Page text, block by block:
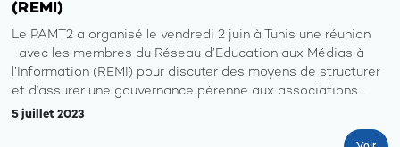
Les
Galerie
(REMI)
Le PAMT2 a organisé le vendredi 2 juin à Tunis une réunion
avec les membres du Réseau d’Education aux Médias à
l’Information (REMI) pour discuter des moyens de structurer
et d’assurer une gouvernance pérenne aux associations…
5 juillet 2023